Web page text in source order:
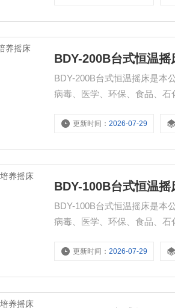
BDY-200B台式恒温
BDY-200B台式恒温摇床是本
病毒、医学、环保、食品、石
更新时间：2026-07-29
BDY-100B台式恒温
BDY-100B台式恒温摇床是本
病毒、医学、环保、食品、石
更新时间：2026-07-29